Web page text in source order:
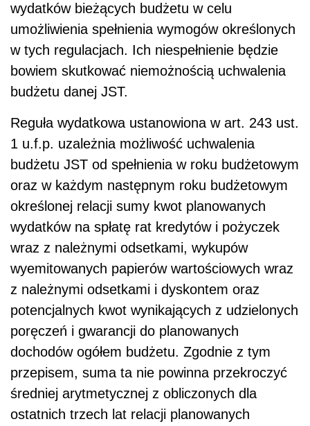
wydatków bieżących budżetu w celu
umożliwienia spełnienia wymogów określonych
w tych regulacjach. Ich niespełnienie będzie
bowiem skutkować niemożnością uchwalenia
budżetu danej JST.
Reguła wydatkowa ustanowiona w art. 243 ust.
1 u.f.p. uzależnia możliwość uchwalenia
budżetu JST od spełnienia w roku budżetowym
oraz w każdym następnym roku budżetowym
określonej relacji sumy kwot planowanych
wydatków na spłatę rat kredytów i pożyczek
wraz z należnymi odsetkami, wykupów
wyemitowanych papierów wartościowych wraz
z należnymi odsetkami i dyskontem oraz
potencjalnych kwot wynikających z udzielonych
poręczeń i gwarancji do planowanych
dochodów ogółem budżetu. Zgodnie z tym
przepisem, suma ta nie powinna przekroczyć
średniej arytmetycznej z obliczonych dla
ostatnich trzech lat relacji planowanych